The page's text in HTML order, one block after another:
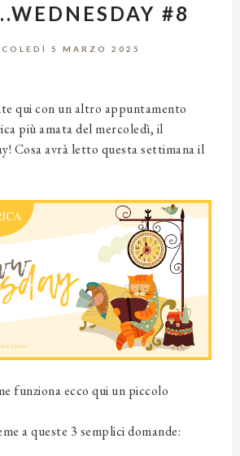
#8
5 MARZO 2025
qui con un altro appuntamento
più amata del mercoledì, il
Cosa avrà letto questa settimana il
funziona ecco qui un piccolo
a queste 3 semplici domande: